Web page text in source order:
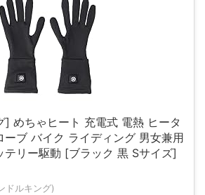
] めちゃヒート 充電式 電熱 ヒータ
ーブ バイク ライディング 男女兼用
テリー駆動 [ブラック 黒 Sサイズ]
ドルキング)